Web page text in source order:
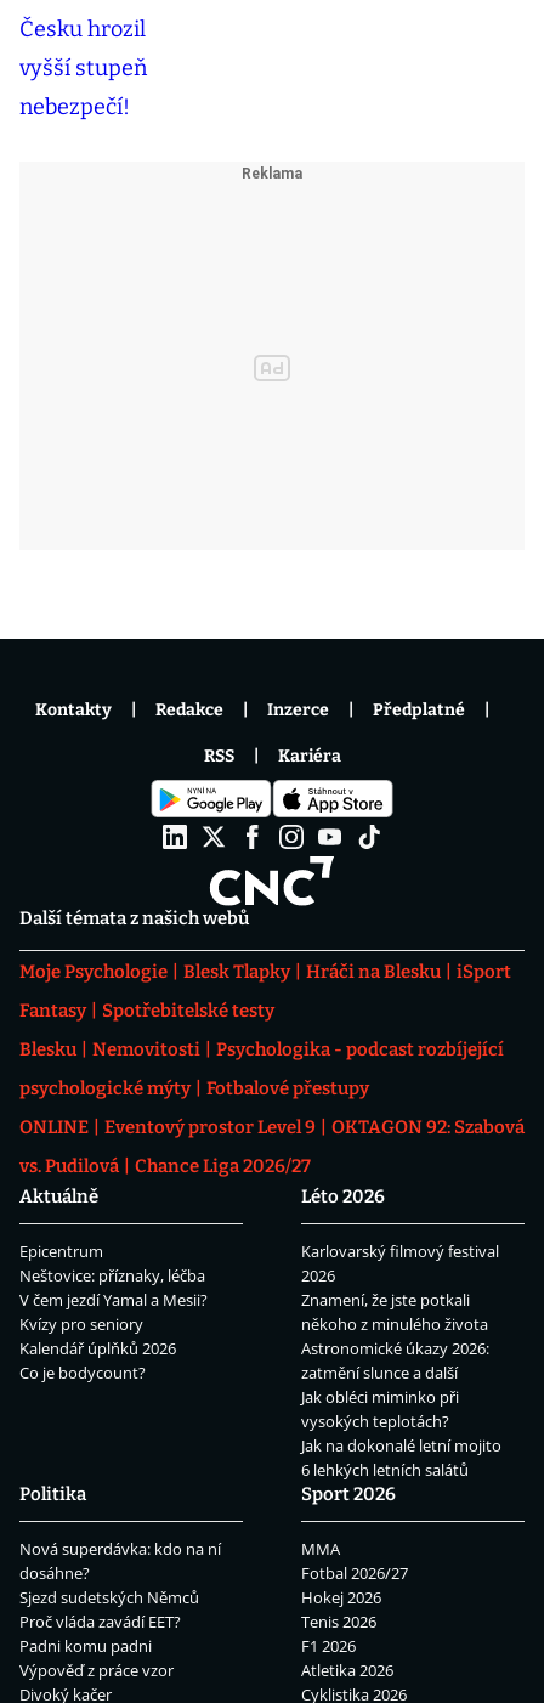
Další témata z našich webů
Moje Psychologie Blesk Tlapky Hráči na Blesku
iSport
Fantasy
Spotřebitelské testy
Blesku
Nemovitosti
Psychologika - podcast rozbíjející
psychologické mýty
Fotbalové přestupy
ONLINE
Eventový prostor Level 9
OKTAGON 92: Szabová
vs. Pudilová
Chance Liga 2026/27
Aktuálně
Epicentrum
Neštovice: příznaky, léčba
V čem jezdí Yamal a Mesii?
Kvízy pro seniory
Kalendář úplňků 2026
Co je bodycount?
Léto 2026
Karlovarský filmový festival
2026
Znamení, že jste potkali
někoho z minulého života
Astronomické úkazy 2026:
zatmění slunce a další
Jak obléci miminko při
vysokých teplotách?
Jak na dokonalé letní mojito
6 lehkých letních salátů
Politika
Nová superdávka: kdo na ní
dosáhne?
Sjezd sudetských Němců
Proč vláda zavádí EET?
Padni komu padni
Výpověď z práce vzor
Divoký kačer
Sport 2026
MMA
Fotbal 2026/27
Hokej 2026
Tenis 2026
F1 2026
Atletika 2026
Cyklistika 2026
Kontakty Redakce Inzerce Předplatné
RSS Kariéra